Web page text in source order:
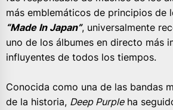
más emblemáticos de principios de
“Made In Japan”, universalmente
uno de los álbumes en directo más
influyentes de todos los tiempos.
Conocida como una de las bandas
de la historia, Deep Purpleha